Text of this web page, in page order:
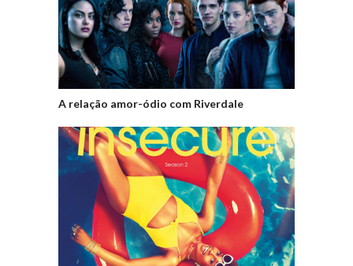
A relação amor-ódio com Riverdale